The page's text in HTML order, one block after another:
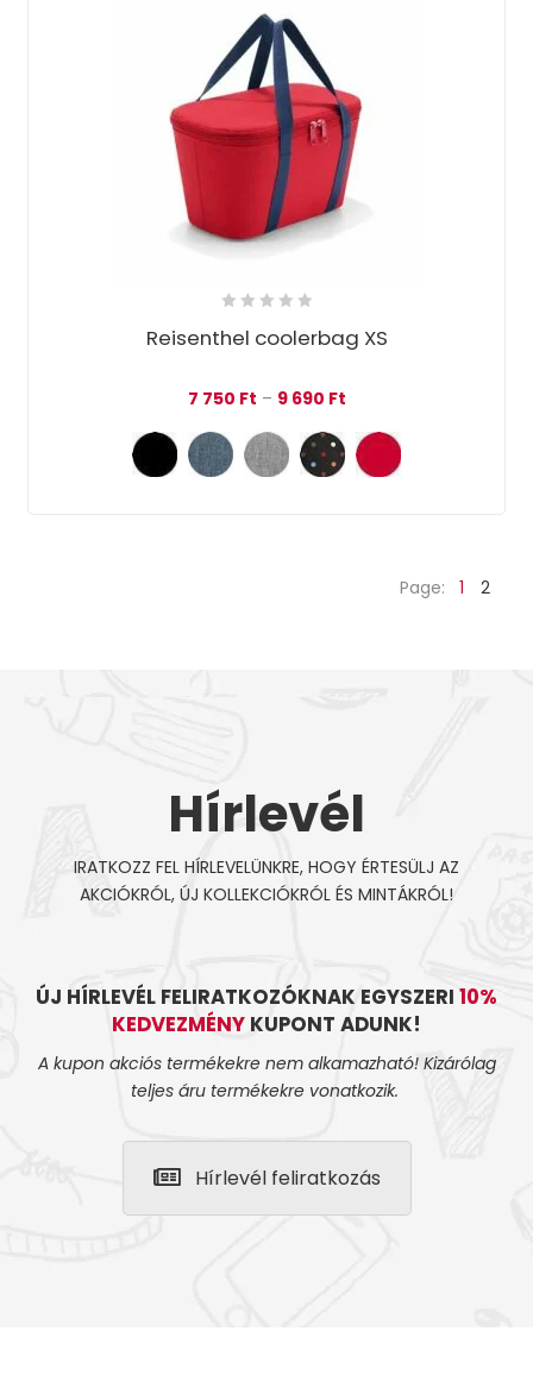
Reisenthel coolerbag XS
7 750 Ft – 9 690 FtÁrtartomány: 7 750 Ft
Page: 1 2
Hírlevél
IRATKOZZ FEL HÍRLEVELÜNKRE, HOGY ÉRTESÜLJ AZ
AKCIÓKRÓL, ÚJ KOLLEKCIÓKRÓL ÉS MINTÁKRÓL!
ÚJ HÍRLEVÉL FELIRATKOZÓKNAK EGYSZERI 10%
KEDVEZMÉNY KUPONT ADUNK!
A kupon akciós termékekre nem alkamazható! Kizárólag
teljes áru termékekre vonatkozik.
Hírlevél feliratkozás